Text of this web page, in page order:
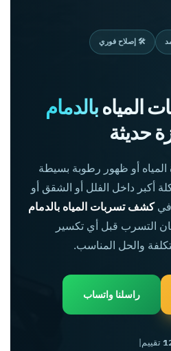
🛠️ إصلاح فوري
المياهبالدمام
حديثة
المياه أو ظهور رطوبة بسيطة
أكبر داخل الفلل أو الشقق أو
فيكشف تسربات المياه بالدمام
التسرب قبل أي تكسير
والحل المناسب.
راسلنا واتساب
تقييم|